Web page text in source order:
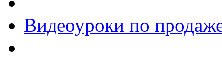
Видеоуроки по